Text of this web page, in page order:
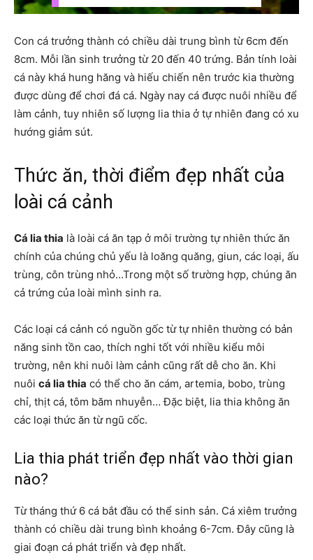
Con cá trưởng thành có chiều dài trung bình từ 6cm đến
8cm. Mỗi lần sinh trưởng từ 20 đến 40 trứng. Bản tính loài
cá này khá hung hăng và hiếu chiến nên trước kia thường
được dùng để chơi đá cá. Ngày nay cá được nuôi nhiều để
làm cảnh, tuy nhiên số lượng lia thia ở tự nhiên đang có xu
hướng giảm sút.
Thức ăn, thời điểm đẹp nhất của
loài cá cảnh
Cá lia thia là loài cá ăn tạp ở môi trường tự nhiên thức ăn
chính của chúng chủ yếu là loăng quăng, giun, các loại, ấu
trùng, côn trùng nhỏ…Trong một số trường hợp, chúng ăn
cả trứng của loài mình sinh ra.
Các loại cá cảnh có nguồn gốc từ tự nhiên thường có bản
năng sinh tồn cao, thích nghi tốt với nhiều kiểu môi
trường, nên khi nuôi làm cảnh cũng rất dễ cho ăn. Khi
nuôi cá lia thia có thể cho ăn cám, artemia, bobo, trùng
chỉ, thịt cá, tôm băm nhuyễn… Đặc biệt, lia thia không ăn
các loại thức ăn từ ngũ cốc.
Lia thia phát triển đẹp nhất vào thời gian
nào?
Từ tháng thứ 6 cá bắt đầu có thể sinh sản. Cá xiêm trưởng
thành có chiều dài trung bình khoảng 6-7cm. Đây cũng là
giai đoạn cá phát triển và đẹp nhất.